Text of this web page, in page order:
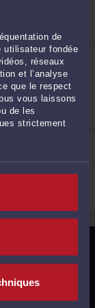
de
utilisateur fondée
réseaux
et l’analyse
que le respect
vous laissons
de les
strictement
la concurrence
et de leur